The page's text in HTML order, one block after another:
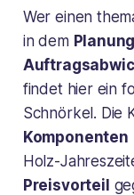
Wer einen
in dem Planung
findet hier ein
Schnörkel. Die
Komponenten
Holz-
Preisvorteil